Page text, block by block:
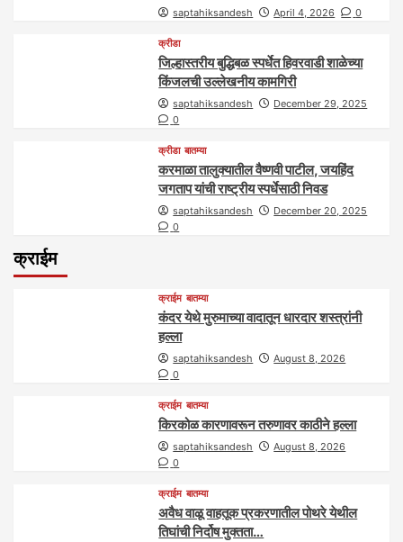
saptahiksandesh April 4, 2026 0
क्रीडा
जिल्हास्तरीय बुद्धिबळ स्पर्धेत हिवरवाडी शाळेच्या
किंजलची उल्लेखनीय कामगिरी
saptahiksandesh
December 29, 2025
0
क्रीडा बातम्या
करमाळा तालुक्यातील वैष्णवी पाटील, जयहिंद
जगताप यांची राष्ट्रीय स्पर्धेसाठी निवड
saptahiksandesh
December 20, 2025
0
क्राईम
क्राईम बातम्या
कंदर येथे मुरुमाच्या वादातून धारदार शस्त्रांनी
हल्ला
saptahiksandesh
August 8, 2026
0
क्राईम बातम्या
किरकोळ कारणावरून तरुणावर काठीने हल्ला
saptahiksandesh
August 8, 2026
0
क्राईम बातम्या
अवैध वाळू वाहतूक प्रकरणातील पोथरे येथील
तिघांची निर्दोष मुक्तता…